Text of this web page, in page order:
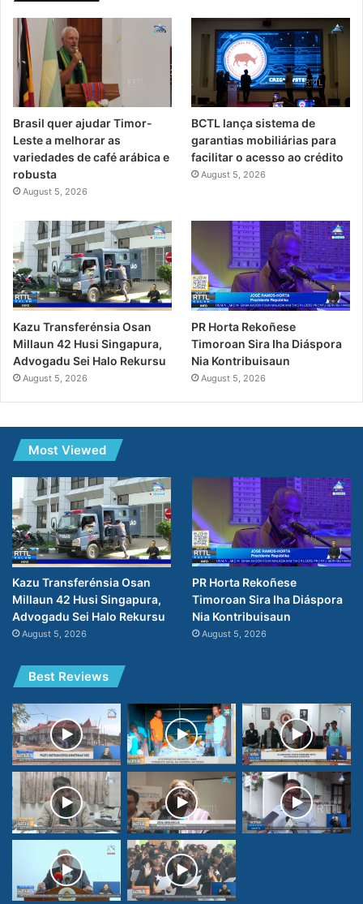
Brasil quer ajudar Timor-
Leste a melhorar as
variedades de café arábica e
robusta
August 5, 2026
BCTL lança sistema de
garantias mobiliárias para
facilitar o acesso ao crédito
August 5, 2026
Kazu Transferénsia Osan
Millaun 42 Husi Singapura,
Advogadu Sei Halo Rekursu
August 5, 2026
PR Horta Rekoñese
Timoroan Sira Iha Diáspora
Nia Kontribuisaun
August 5, 2026
Most Viewed
Kazu Transferénsia Osan
Millaun 42 Husi Singapura,
Advogadu Sei Halo Rekursu
August 5, 2026
PR Horta Rekoñese
Timoroan Sira Iha Diáspora
Nia Kontribuisaun
August 5, 2026
Best Reviews